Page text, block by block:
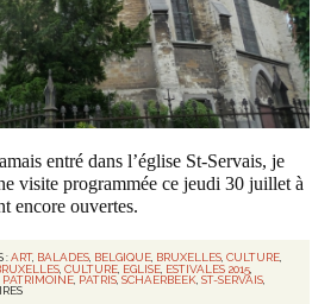
entré dans l’église St-Servais, je
visite programmée ce jeudi 30 juillet à
encore ouvertes.
:ART, BALADES, BELGIQUE, BRUXELLES, CULTURE,
,CULTURE EGLISE ESTIVALES 2015
PATRIMOINE PATRIS ,SCHAERBEEK ,ST-SERVAIS